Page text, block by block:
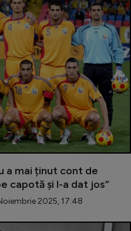
a mai ținut cont de
capotă și l-a dat jos”
2025, 17:48